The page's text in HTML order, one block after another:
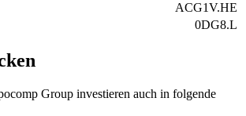
ACG1V.HE
0DG8.L
Group investieren auch in folgende